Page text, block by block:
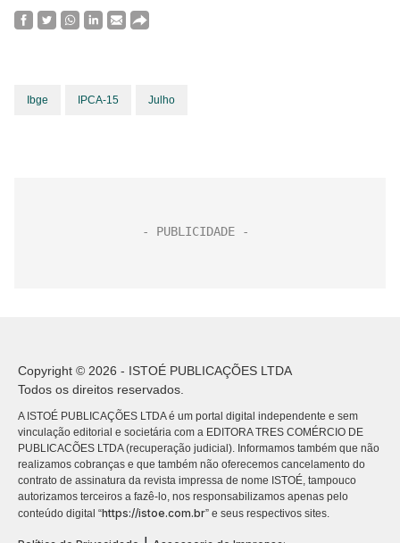
Ibge IPCA-15 Julho
Copyright © 2026 - ISTOÉ PUBLICAÇÕES LTDA
Todos os direitos reservados.
A ISTOÉ PUBLICAÇÕES LTDA é um portal digital independente e sem
vinculação editorial e societária com a EDITORA TRES COMÉRCIO DE
PUBLICACÕES LTDA (recuperação judicial). Informamos também que não
realizamos cobranças e que também não oferecemos cancelamento do
contrato de assinatura da revista impressa de nome ISTOÉ, tampouco
autorizamos terceiros a fazê-lo, nos responsabilizamos apenas pelo
conteúdo digital “https://istoe.com.br” e seus respectivos sites.